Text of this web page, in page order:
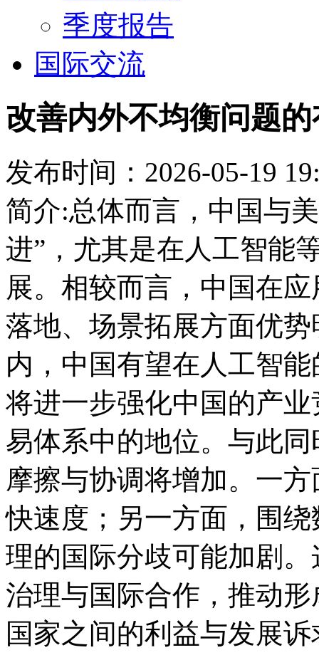
季度报告
国际交流
改善内外不均衡问题
发布时间：2026-05-19
简介:总体而言，中国与
进”，尤其是在人工智能
展。相较而言，中国在
落地、场景拓展方面优
内，中国有望在人工智
将进一步强化中国的产
易体系中的地位。与此
摩擦与协调将增加。一
快速度；另一方面，围
理的国际分歧可能加剧
治理与国际合作，推动
国家之间的利益与发展诉